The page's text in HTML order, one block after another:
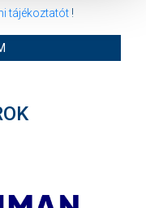
tájékoztatót!